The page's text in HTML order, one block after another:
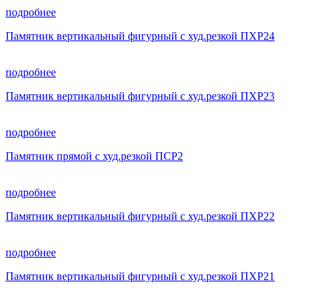
подробнее
Памятник вертикальный фигурный с худ.резкой ПХР24
подробнее
Памятник вертикальный фигурный с худ.резкой ПХР23
подробнее
Памятник прямой с худ.резкой ПСР2
подробнее
Памятник вертикальный фигурный с худ.резкой ПХР22
подробнее
Памятник вертикальный фигурный с худ.резкой ПХР21